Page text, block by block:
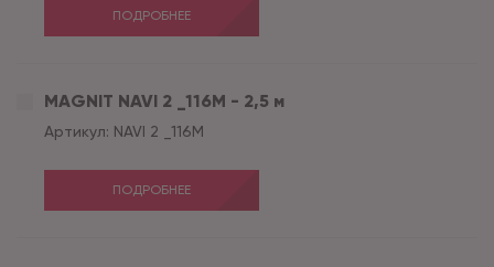
ПОДРОБНЕЕ
MAGNIT NAVI 2 _116M - 2,5 м
Артикул: NAVI 2 _116M
ПОДРОБНЕЕ